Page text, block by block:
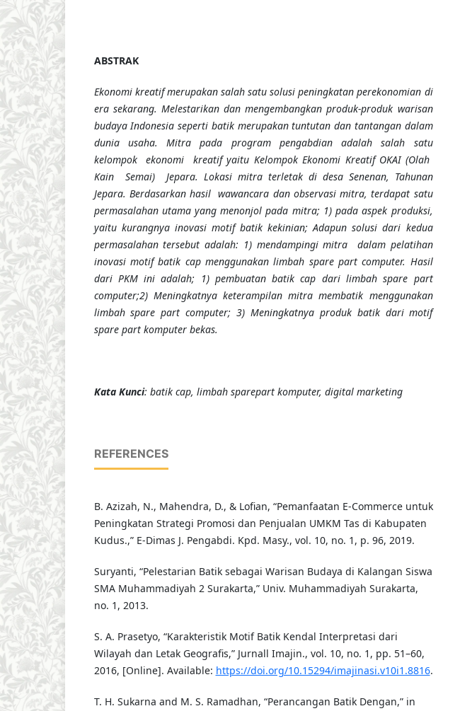
ABSTRAK
Ekonomi kreatif merupakan salah satu solusi peningkatan perekonomian di
era sekarang. Melestarikan dan mengembangkan produk-produk warisan
budaya Indonesia seperti batik merupakan tuntutan dan tantangan dalam
dunia usaha. Mitra pada program pengabdian adalah salah satu
kelompok ekonomi kreatif yaitu Kelompok Ekonomi Kreatif OKAI (Olah
Kain Semai) Jepara. Lokasi mitra terletak di desa Senenan, Tahunan
Jepara. Berdasarkan hasil wawancara dan observasi mitra, terdapat satu
permasalahan utama yang menonjol pada mitra; 1) pada aspek produksi,
yaitu kurangnya inovasi motif batik kekinian; Adapun solusi dari kedua
permasalahan tersebut adalah: 1) mendampingi mitra dalam pelatihan
inovasi motif batik cap menggunakan limbah spare part computer. Hasil
dari PKM ini adalah; 1) pembuatan batik cap dari limbah spare part
computer;2) Meningkatnya keterampilan mitra membatik menggunakan
limbah spare part computer; 3) Meningkatnya produk batik dari motif
spare part komputer bekas.
Kata Kunci: batik cap, limbah sparepart komputer, digital marketing
REFERENCES
B. Azizah, N., Mahendra, D., & Lofian, “Pemanfaatan E-Commerce untuk
Peningkatan Strategi Promosi dan Penjualan UMKM Tas di Kabupaten
Kudus.,” E-Dimas J. Pengabdi. Kpd. Masy., vol. 10, no. 1, p. 96, 2019.
Suryanti, “Pelestarian Batik sebagai Warisan Budaya di Kalangan Siswa
SMA Muhammadiyah 2 Surakarta,” Univ. Muhammadiyah Surakarta,
no. 1, 2013.
S. A. Prasetyo, “Karakteristik Motif Batik Kendal Interpretasi dari
Wilayah dan Letak Geografis,” Jurnall Imajin., vol. 10, no. 1, pp. 51–60,
2016, [Online]. Available: https://doi.org/10.15294/imajinasi.v10i1.8816.
T. H. Sukarna and M. S. Ramadhan, “Perancangan Batik Dengan,” in